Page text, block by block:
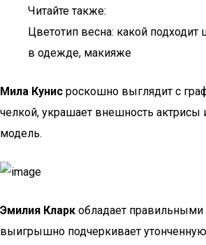
Читайте также:
Цветотип весна: какой подходит
в одежде, макияже
Мила Кунис роскошно выглядит с
челкой, украшает внешность актрисы
модель.
Эмилия Кларк обладает правильными
выигрышно подчеркивает